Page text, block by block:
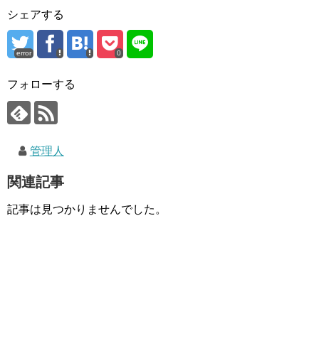
シェアする
error 0
フォローする
管理人
関連記事
記事は見つかりませんでした。